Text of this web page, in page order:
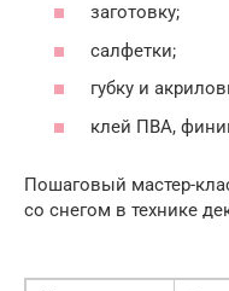
заготовку;
салфетки;
губку и
клей ПВА,
Пошаговый мастер-
со снегом в технике